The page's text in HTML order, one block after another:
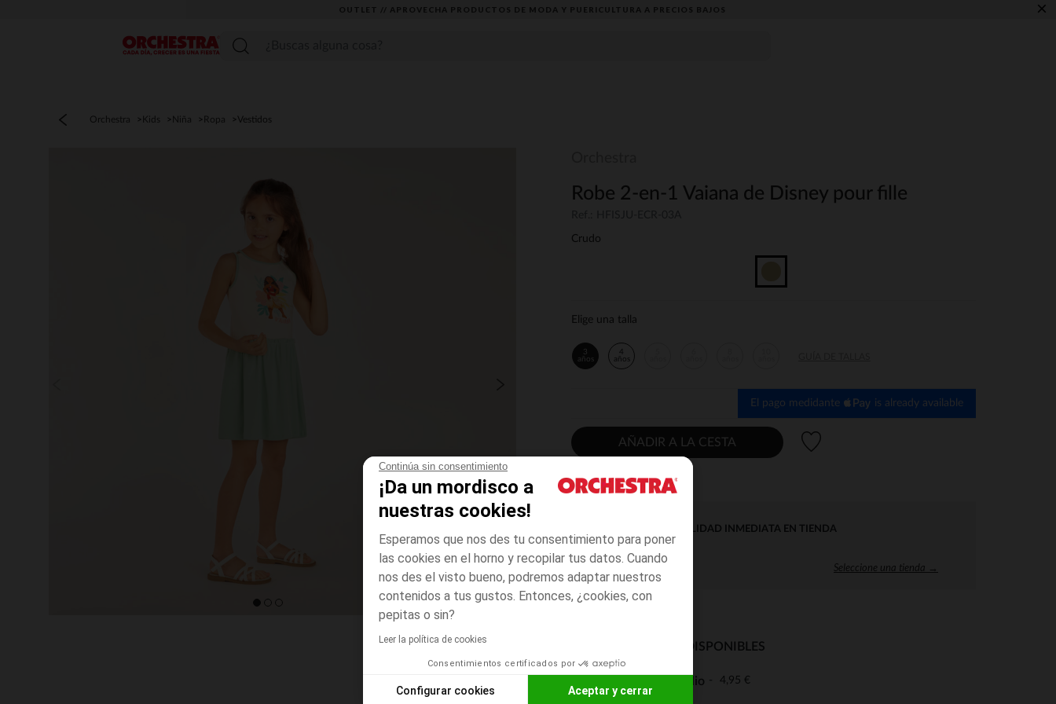
Continúa sin consentimiento
¡Da un mordisco a
nuestras cookies!
Esperamos que nos des tu consentimiento para poner
las cookies en el horno y recopilar tus datos. Cuando
nos des el visto bueno, podremos adaptar nuestros
contenidos a tus gustos. Entonces, ¿cookies, con
pepitas o sin?
Leer la política de cookies
Consentimientos certificados por
Configurar cookies Aceptar y cerrar
OUTLET // APROVECHA PRODUCTOS DE MODA Y PUERICULTURA A PRECIOS BAJOS ×
Menú
Orchestra Kids Niña Ropa Vestidos
Robe 2-en-1 Vaiana de Disney pour fille
Crudo
Elige una talla
3
años
4
años
El pago medidante is already available
AÑADIR A LA CESTA
DISPONIBILIDAD INMEDIATA EN TIENDA
Seleccione una tienda →
MODOS DE ENVÍO DISPONIBLES
Entrega a domicilio 4,95 €
De 5 a 8 días